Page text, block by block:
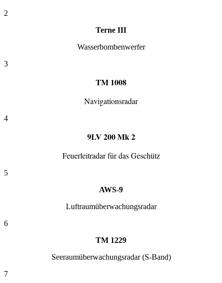
2
Terne III
Wasserbombenwerfer
3
TM 1008
Navigationsradar
4
9LV 200 Mk 2
Feuerleitradar für das Geschütz
5
AWS-9
Luftraumüberwachungsradar
6
TM 1229
Seeraumüberwachungsradar (S-Band)
7